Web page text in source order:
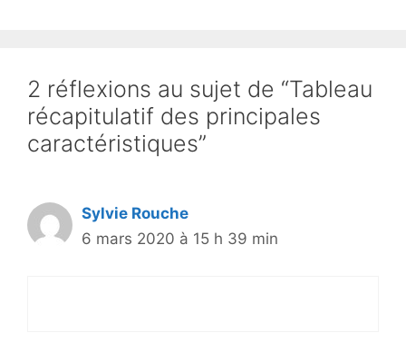
2 réflexions au sujet de “Tableau
récapitulatif des principales
caractéristiques”
Sylvie Rouche
6 mars 2020 à 15 h 39 min